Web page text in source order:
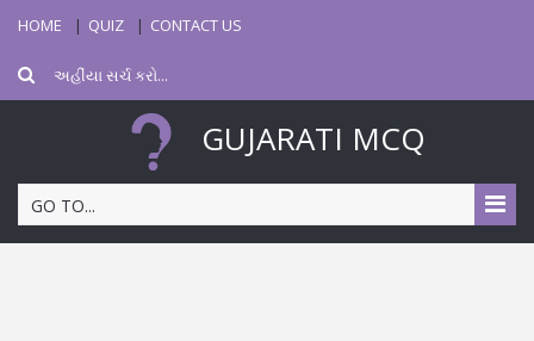
HOME QUIZ CONTACT US
GUJARATI MCQ
GO TO...